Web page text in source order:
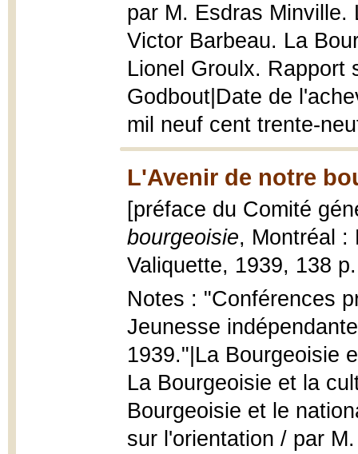
par M. Esdras
Victor Barbeau. La
Lionel Groulx. Rapport
Godbout|Date de
mil neuf cent trente-
L'Avenir de notre
[préface du Comité
bourgeoisie, Montréal :
Valiquette, 1939, 138
Notes : "Conférences
Jeunesse
1939."|La Bourgeoisie
La Bourgeoisie et la
Bourgeoisie et le
sur l'orientation / par